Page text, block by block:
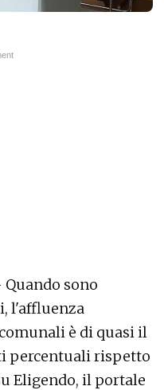
Quando sono
l'affluenza
è di quasi il
percentuali rispetto
Eligendo, il portale